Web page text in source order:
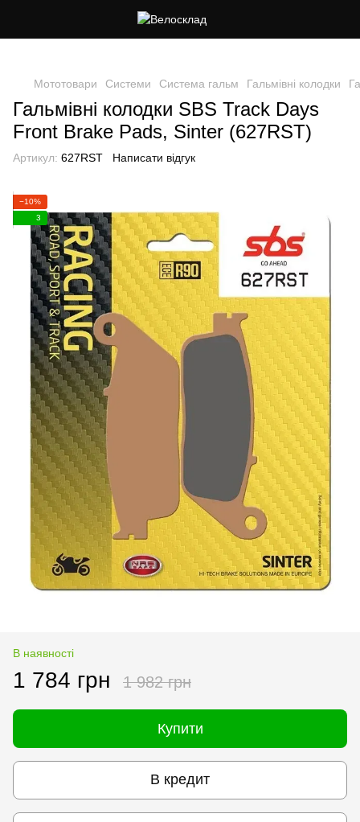
Мототовари Системи Система гальм Гальмівні колодки
Гальмівні колодки SBS Track Days
Front Brake Pads, Sinter (627RST)
Артикул: 627RST Написати відгук
−10%
3
В наявності
1 784 грн 1 982 грн
Купити
В кредит